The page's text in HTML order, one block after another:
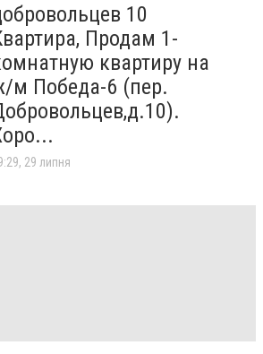
10
Продам 1-
квартиру на
м Победа-6 (пер.
29 липня